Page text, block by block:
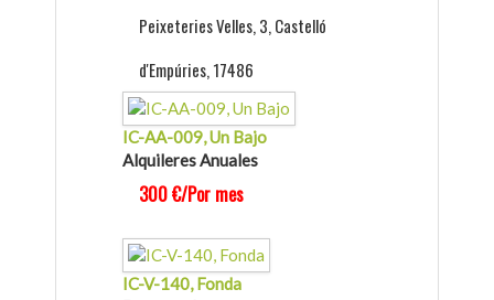
Peixeteries Velles, 3, Castelló
d'Empúries, 17486
IC-AA-009, Un Bajo
Alquileres Anuales
300 €/Por mes
IC-V-140, Fonda